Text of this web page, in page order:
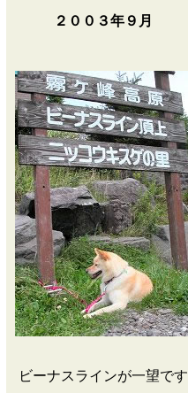
２００３年９月
ビーナスラインが一望です